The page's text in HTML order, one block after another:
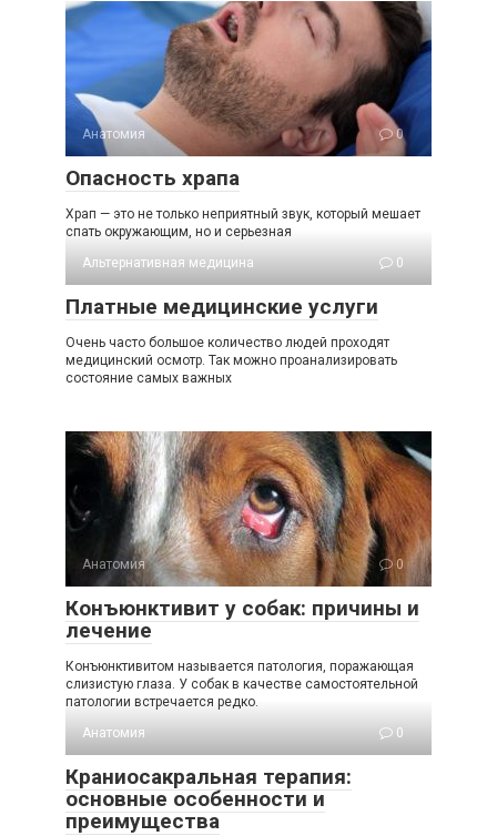
Анатомия 0
Опасность храпа
Храп — это не только неприятный звук, который мешает
спать окружающим, но и серьезная
Альтернативная медицина
0
Платные медицинские услуги
Очень часто большое количество людей проходят
медицинский осмотр. Так можно проанализировать
состояние самых важных
Анатомия 0
Конъюнктивит у собак: причины и
лечение
Конъюнктивитом называется патология, поражающая
слизистую глаза. У собак в качестве самостоятельной
патологии встречается редко.
Анатомия
0
Краниосакральная терапия:
основные особенности и
преимущества